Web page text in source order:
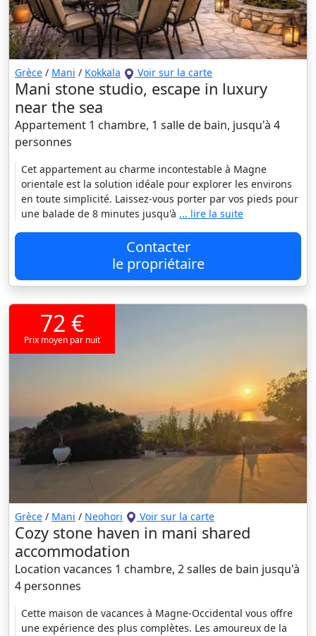
Grèce / Mani / Kokkala Voir sur la carte
Mani stone studio, escape in luxury
near the sea
Appartement 1 chambre, 1 salle de bain, jusqu'à 4
personnes
Cet appartement au charme incontestable à Magne
orientale est la solution idéale pour explorer les environs
en toute simplicité. Laissez-vous porter par vos pieds pour
une balade de 8 minutes jusqu'à ... lire la suite
Contacter
le propriétaire
72 €
Prix moyen par nuit
Grèce / Mani / Neohori Voir sur la carte
Cozy stone haven in mani shared
accommodation
Location vacances 1 chambre, 2 salles de bain jusqu'à
4 personnes
Cette maison de vacances à Magne-Occidental vous offre
une expérience des plus complètes. Les amoureux de la